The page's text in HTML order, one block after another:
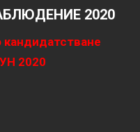
2020
2020